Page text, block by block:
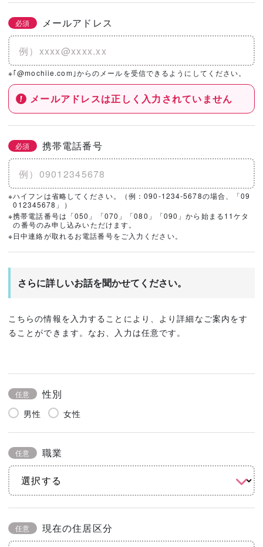
必須 メールアドレス
※｢@mochiie.com｣からのメールを受信できるようにしてください。
メールアドレスは正しく入力されていません
必須 携帯電話番号
※ハイフンは省略してください。（例：090-1234-5678の場合、「09
012345678」）
※携帯電話番号は「050」「070」「080」「090」から始まる11ケタ
の番号のみ申し込みいただけます。
※日中連絡が取れるお電話番号をご入力ください。
さらに詳しいお話を聞かせてください。
こちらの情報を入力することにより、より詳細なご案内をす
ることができます。なお、入力は任意です。
任意 性別
男性 女性
任意 職業
任意 現在の住居区分